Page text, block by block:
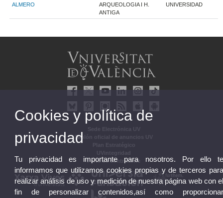
ALMERO
ARQUEOLOGIA I H.
ANTIGA
UNIVERSIDAD
Sede Electrónica UV
Tablón oficial de anuncios UV
Plan Estratégico
UVintegridad
Perfil de contratante
Cookies y política de
privacidad
Tu privacidad es importante para nosotros. Por ello
informamos que utilizamos cookies propias y de terceros
realizar análisis de uso y medición de nuestra página web con
fin de personalizar contenidos,así como